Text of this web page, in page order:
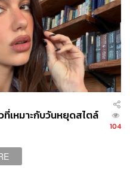
เหมาะกับวันหยุดสไตล์
104